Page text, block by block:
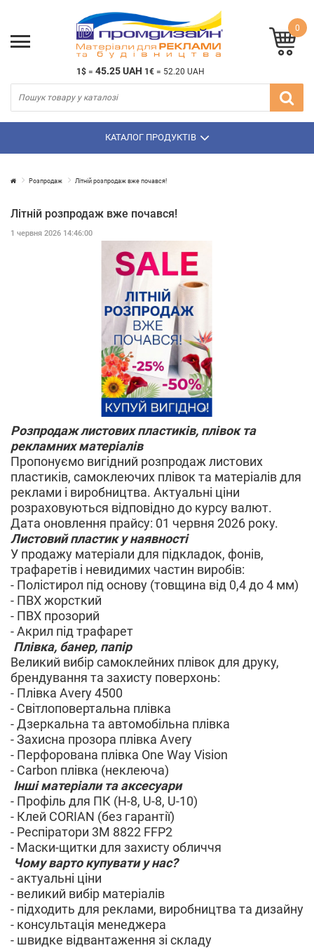
1$ = 45.25 UAH 1€ = 52.20 UAH
0
КАТАЛОГ ПРОДУКТІВ
Розпродаж Літній розпродаж вже почався!
Літній розпродаж вже почався!
1 червня 2026 14:46:00
Розпродаж листових пластиків, плівок та
рекламних матеріалів
Пропонуємо вигідний розпродаж листових
пластиків, самоклеючих плівок та матеріалів для
реклами і виробництва. Актуальні ціни
розраховуються відповідно до курсу валют.
Дата оновлення прайсу: 01 червня 2026 року.
Листовий пластик у наявності
У продажу матеріали для підкладок, фонів,
трафаретів і невидимих частин виробів:
- Полістирол під основу (товщина від 0,4 до 4 мм)
- ПВХ жорсткий
- ПВХ прозорий
- Акрил під трафарет
Плівка, банер, папір
Великий вибір самоклейних плівок для друку,
брендування та захисту поверхонь:
- Плівка Avery 4500
- Світлоповертальна плівка
- Дзеркальна та автомобільна плівка
- Захисна прозора плівка Avery
- Перфорована плівка One Way Vision
- Carbon плівка (неклеюча)
Інші матеріали та аксесуари
- Профіль для ПК (H-8, U-8, U-10)
- Клей CORIAN (без гарантії)
- Респіратори 3M 8822 FFP2
- Маски-щитки для захисту обличчя
Чому варто купувати у нас?
- актуальні ціни
- великий вибір матеріалів
- підходить для реклами, виробництва та дизайну
- консультація менеджера
- швидке відвантаження зі складу